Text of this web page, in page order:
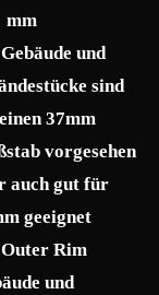
und
sind
37mm
vorgesehen
auch gut für
geeignet
Rim
und